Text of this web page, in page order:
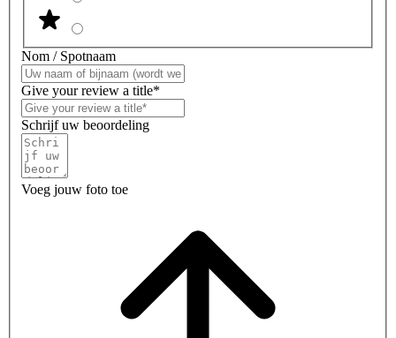
Nom / Spotnaam
Give your review a title*
Schrijf uw beoordeling
Voeg jouw foto toe